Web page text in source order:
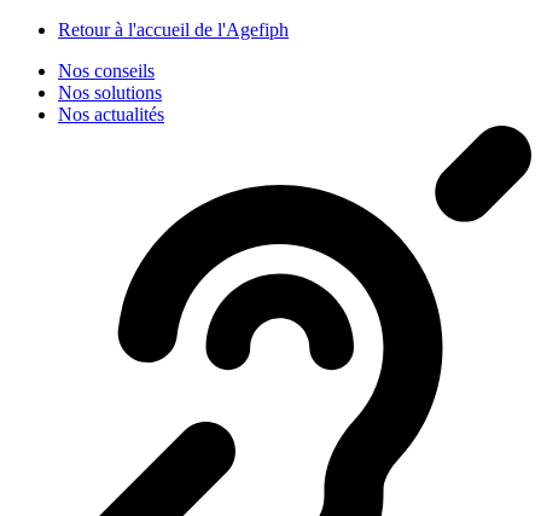
Retour à l'accueil de l'Agefiph
Nos conseils
Nos solutions
Nos actualités